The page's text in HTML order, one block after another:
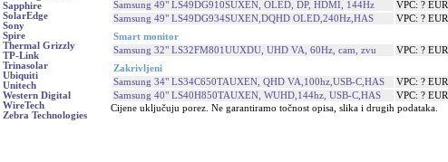
Sapphire
SolarEdge
Sony
Spire
Thermal Grizzly
TP-Link
Trinasolar
Ubiquiti
Unitech
Western Digital
WireTech
Zebra Technologies
Samsung 49" LS49DG910SUXEN, OLED, DP, HDMI, 144Hz
VPC: ? EUR
Samsung 49" LS49DG934SUXEN,DQHD OLED,240Hz,HAS
VPC: ? EUR
Smart monitor
Samsung 32" LS32FM801UUXDU, UHD VA, 60Hz, cam, zvu
VPC: ? EUR
Zakrivljeni
Samsung 34" LS34C650TAUXEN, QHD VA,100hz,USB-C,HAS
VPC: ? EUR
Samsung 40" LS40H850TAUXEN, WUHD,144hz, USB-C,HAS
VPC: ? EUR
Cijene uključuju porez. Ne garantiramo točnost opisa, slika i drugih podataka.